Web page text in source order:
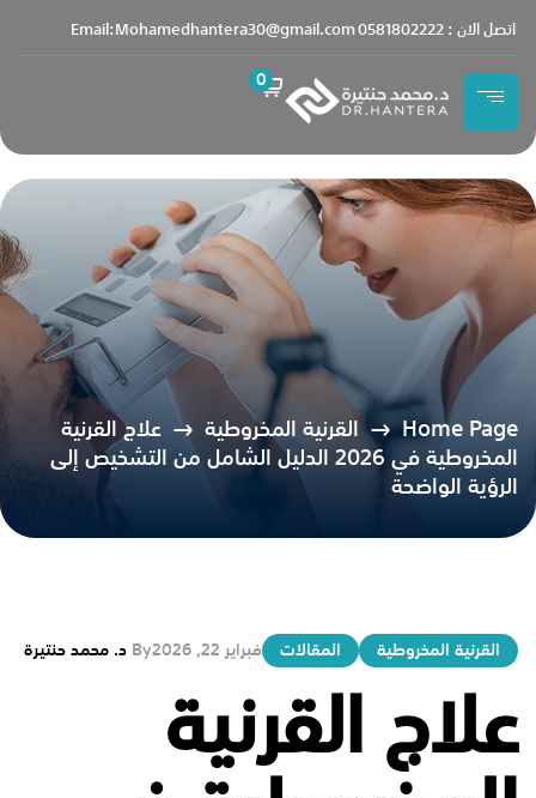
اتصل الان : 0581802222 Email:Mohamedhantera30@gmail.com
0
Home Page القرنية المخروطية
علاج القرنية
المخروطية في 2026 الدليل الشامل من التشخيص إلى
الرؤية الواضحة
القرنية المخروطية المقالات فبراير 22, 2026 By د. محمد حنتيرة
علاج القرنية